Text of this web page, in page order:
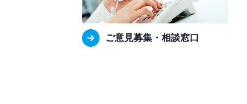
ご意見募集・相談窓口